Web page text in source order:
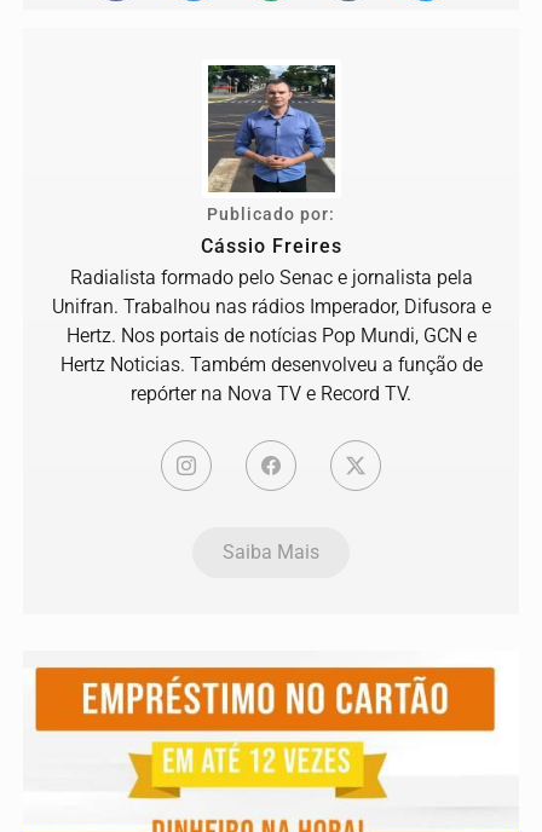
Publicado por:
Cássio Freires
Radialista formado pelo Senac e jornalista pela
Unifran. Trabalhou nas rádios Imperador, Difusora e
Hertz. Nos portais de notícias Pop Mundi, GCN e
Hertz Noticias. Também desenvolveu a função de
repórter na Nova TV e Record TV.
Saiba Mais